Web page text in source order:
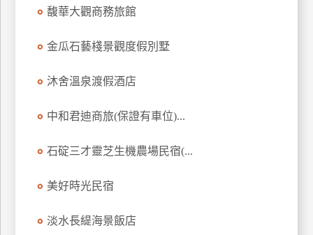
馥華大觀商務旅館
金瓜石藝棧景觀度假別墅
沐舍溫泉渡假酒店
中和君迪商旅(保證有車位)...
石碇三才靈芝生機農場民宿(...
美好時光民宿
淡水長緹海景飯店